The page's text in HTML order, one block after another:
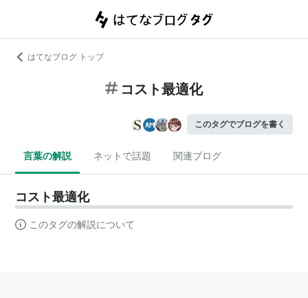
はてなブログ トップ
コスト最適化
このタグでブログを書く
言葉の解説 ネットで話題 関連ブログ
コスト最適化
このタグの解説について